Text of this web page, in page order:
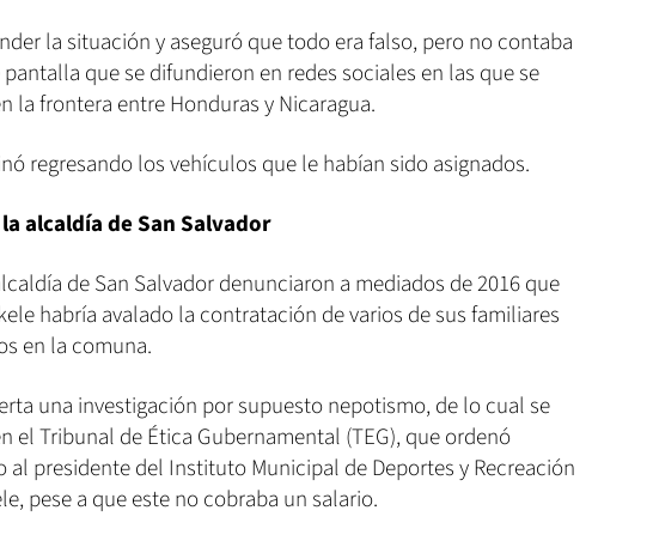
la situación y aseguró que todo era falso, pero no contaba
que se difundieron en redes sociales en las que se
la frontera entre Honduras y Nicaragua.
regresando los vehículos que le habían sido asignados.
alcaldía de San Salvador
de San Salvador denunciaron a mediados de 2016 que
habría avalado la contratación de varios de sus familiares
en la comuna.
una investigación por supuesto nepotismo, de lo cual se
el Tribunal de Ética Gubernamental (TEG), que ordenó
al presidente del Instituto Municipal de Deportes y Recreación
pese a que este no cobraba un salario.